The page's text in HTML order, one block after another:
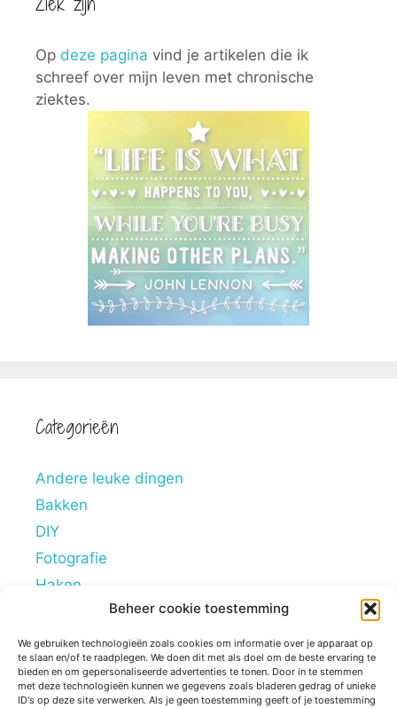
Beheer cookie toestemming
We gebruiken technologieën zoals cookies om informatie over je apparaat op
te slaan en/of te raadplegen. We doen dit met als doel om de beste ervaring te
bieden en om gepersonaliseerde advertenties te tonen. Door in te stemmen
met deze technologieën kunnen we gegevens zoals bladeren gedrag of unieke
ID's op deze site verwerken. Als je geen toestemming geeft of je toestemming
Op deze pagina vind je artikelen die ik
schreef over mijn leven met chronische
ziektes.
Categorieën
Andere leuke dingen
Bakken
DIY
Fotografie
Haken
Lifestyle
Mindstyle
Overig